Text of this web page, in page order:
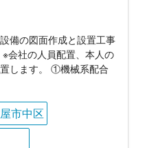
備の図面作成と設置工事
会社の人員配置、本人の
します。 ①機械系配合
市中区